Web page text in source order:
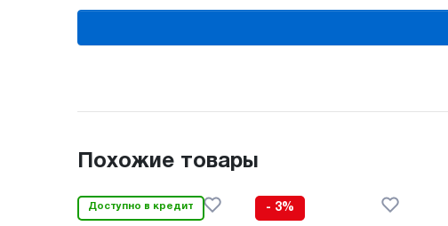
Похожие товары
Доступно в кредит - 3%